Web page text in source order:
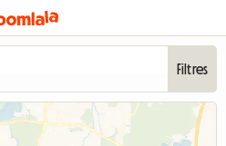
Filtres